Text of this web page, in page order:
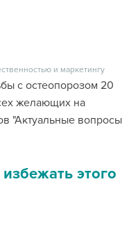
и маркетингу
с остеопорозом 20
желающих на
"Актуальные вопросы
этого